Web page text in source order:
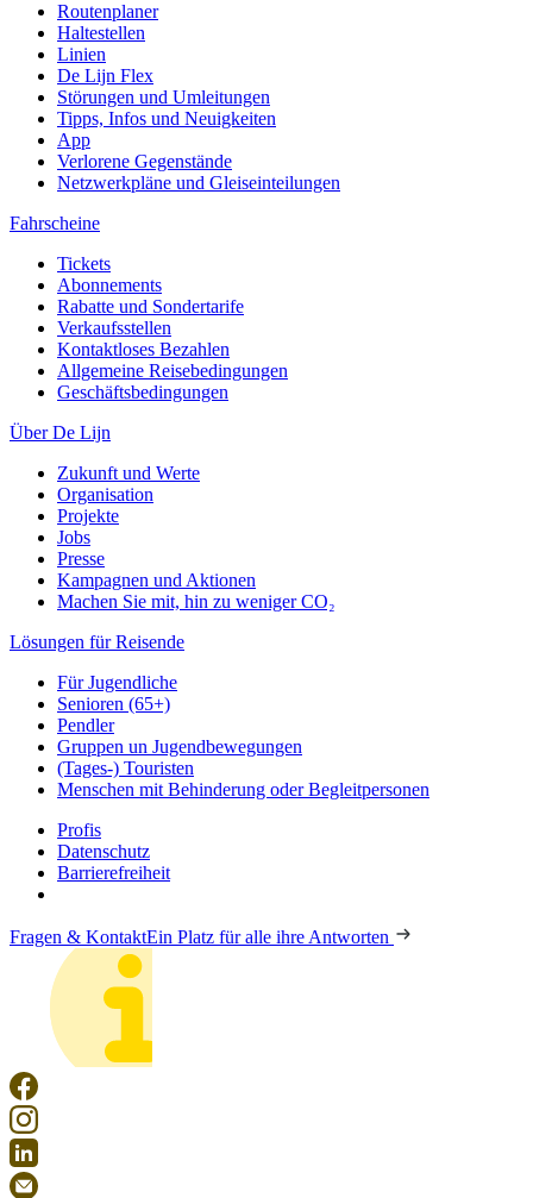
Routenplaner
Haltestellen
Linien
De Lijn Flex
Störungen und Umleitungen
Tipps, Infos und Neuigkeiten
App
Verlorene Gegenstände
Netzwerkpläne und Gleiseinteilungen
Fahrscheine
Tickets
Abonnements
Rabatte und Sondertarife
Verkaufsstellen
Kontaktloses Bezahlen
Allgemeine Reisebedingungen
Geschäftsbedingungen
Über De Lijn
Zukunft und Werte
Organisation
Projekte
Jobs
Presse
Kampagnen und Aktionen
Machen Sie mit, hin zu weniger CO₂
Lösungen für Reisende
Für Jugendliche
Senioren (65+)
Pendler
Gruppen un Jugendbewegungen
(Tages-) Touristen
Menschen mit Behinderung oder Begleitpersonen
Profis
Datenschutz
Barrierefreiheit
Fragen & KontaktEin Platz für alle ihre Antworten